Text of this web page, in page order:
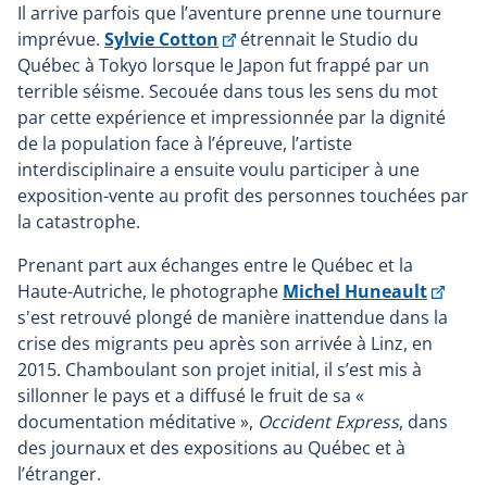
Il arrive parfois que l’aventure prenne une tournure
imprévue. Sylvie Cotton
Ce
lien
s'ouvrira
dans
une
nouvelle
fenêtre
étrennait le Studio du
Québec à Tokyo lorsque le Japon fut frappé par un
terrible séisme. Secouée dans tous les sens du mot
par cette expérience et impressionnée par la dignité
de la population face à l’épreuve, l’artiste
interdisciplinaire a ensuite voulu participer à une
exposition-vente au profit des personnes touchées par
la catastrophe.
Prenant part aux échanges entre le Québec et la
Haute-Autriche, le photographe Michel Huneault
Ce
lien
s'est retrouvé plongé de manière inattendue dans la
crise des migrants peu après son arrivée à Linz, en
2015. Chamboulant son projet initial, il s’est mis à
sillonner le pays et a diffusé le fruit de sa «
documentation méditative », Occident Express, dans
des journaux et des expositions au Québec et à
l’étranger.